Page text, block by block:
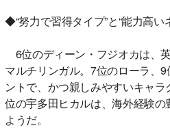
◆“努力で習得タイプ”と“能力高い
6位のディーン・フジオカは、
マルチリンガル。7位のローラ、
ントで、かつ親しみやすいキャ
位の宇多田ヒカルは、海外経験
ようだ。